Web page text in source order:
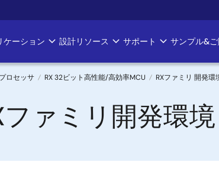
ケーション 設計リソース サポート サンプル&ご
ロセッサ RX 32ビット高性能/高効率MCU RXファミリ 開発環
ァミリ開発環境